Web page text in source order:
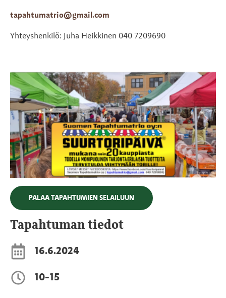
tapahtumatrio@gmail.com
Yhteyshenkilö: Juha Heikkinen 040 7209690
PALAA TAPAHTUMIEN SELAILUUN
Tapahtuman tiedot
16.6.2024
10-15